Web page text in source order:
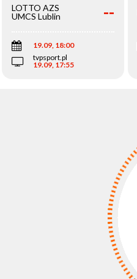
LOTTO AZS
UMCS Lublin
--
19.09, 18:00
tvpsport.pl
19.09, 17:55